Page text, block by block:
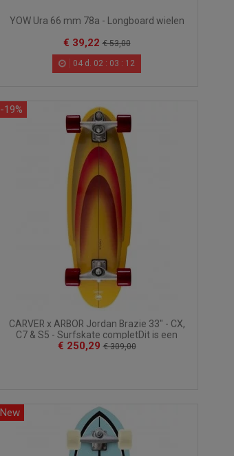
YOW Ura 66 mm 78a - Longboard wielen
€ 39,22 € 53,00
04 d. 02 : 03 : 10
-19%
CARVER x ARBOR Jordan Brazie 33" - CX,
C7 & S5 - Surfskate completDit is een
volledige...
€ 250,29 € 309,00
New